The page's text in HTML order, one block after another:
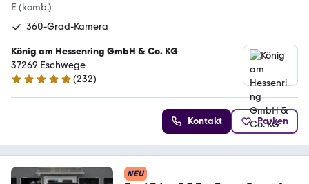
E (komb.)
360-Grad-Kamera
König am Hessenring GmbH & Co. KG
37269 Eschwege
4.9 Sterne
(232)
Kontakt Parken
NEU